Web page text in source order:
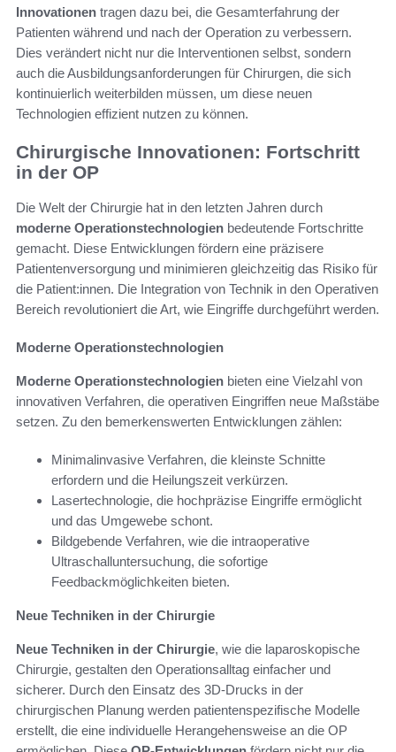
Innovationen tragen dazu bei, die Gesamterfahrung der
Patienten während und nach der Operation zu verbessern.
Dies verändert nicht nur die Interventionen selbst, sondern
auch die Ausbildungsanforderungen für Chirurgen, die sich
kontinuierlich weiterbilden müssen, um diese neuen
Technologien effizient nutzen zu können.
Chirurgische Innovationen: Fortschritt
in der OP
Die Welt der Chirurgie hat in den letzten Jahren durch
moderne Operationstechnologien bedeutende Fortschritte
gemacht. Diese Entwicklungen fördern eine präzisere
Patientenversorgung und minimieren gleichzeitig das Risiko für
die Patient:innen. Die Integration von Technik in den Operativen
Bereich revolutioniert die Art, wie Eingriffe durchgeführt werden.
Moderne Operationstechnologien
Moderne Operationstechnologien bieten eine Vielzahl von
innovativen Verfahren, die operativen Eingriffen neue Maßstäbe
setzen. Zu den bemerkenswerten Entwicklungen zählen:
Minimalinvasive Verfahren, die kleinste Schnitte
erfordern und die Heilungszeit verkürzen.
Lasertechnologie, die hochpräzise Eingriffe ermöglicht
und das Umgewebe schont.
Bildgebende Verfahren, wie die intraoperative
Ultraschalluntersuchung, die sofortige
Feedbackmöglichkeiten bieten.
Neue Techniken in der Chirurgie
Neue Techniken in der Chirurgie, wie die laparoskopische
Chirurgie, gestalten den Operationsalltag einfacher und
sicherer. Durch den Einsatz des 3D-Drucks in der
chirurgischen Planung werden patientenspezifische Modelle
erstellt, die eine individuelle Herangehensweise an die OP